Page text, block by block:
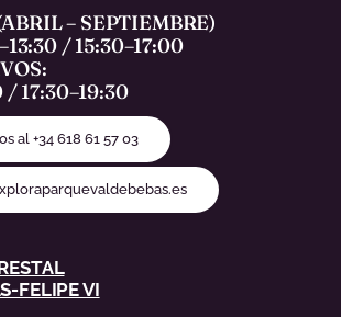
– SEPTIEMBRE)
/ 15:30–17:00
/ 17:30–19:30
al +34 618 61 57 03
FELIPE VI